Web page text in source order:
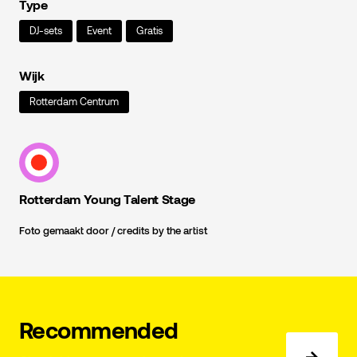
Type
DJ-sets Event Gratis
Wijk
Rotterdam Centrum
Rotterdam Young Talent Stage
Foto gemaakt door / credits by the artist
Recommended